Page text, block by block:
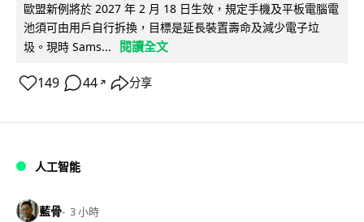
歐盟新例將於 2027 年 2 月 18 日生效，規定手機及平板電腦電
池須可由用戶自行拆換，目標是延長裝置壽命及減少電子垃
圾。現時 Sams...
閱讀全文
149 44 ↗ 分享
人工智能
藍骨 3 小時